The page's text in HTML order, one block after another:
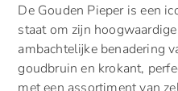
De Gouden Pieper is een
staat om zijn
ambachtelijke benadering
goudbruin en krokant,